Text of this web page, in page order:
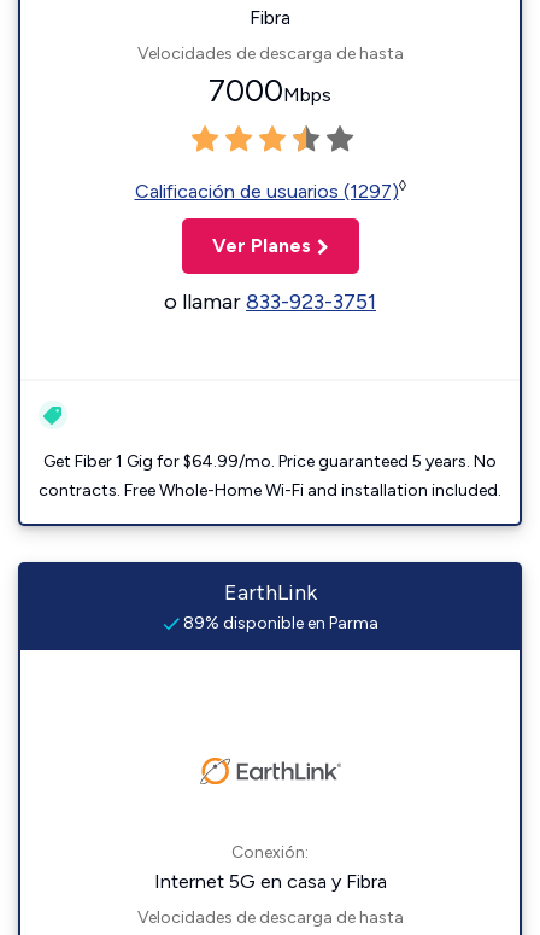
Fibra
Velocidades de descarga de hasta
7000Mbps
Calificación de usuarios (1297)◊
Ver Planes
o llamar833-923-3751
Get Fiber 1 Gig for $64.99/mo. Price guaranteed 5 years. No
contracts. Free Whole-Home Wi-Fi and installation included.
EarthLink
89% disponible en Parma
Conexión:
Internet 5G en casa y Fibra
Velocidades de descarga de hasta